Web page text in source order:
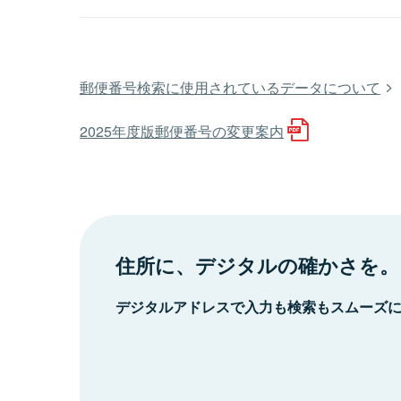
郵便番号検索に使用されているデータについて
2025年度版郵便番号の変更案内
住所に、デジタルの確かさを。
デジタルアドレスで入力も検索もスムーズ